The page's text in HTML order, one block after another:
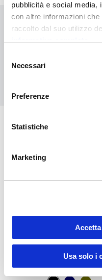
pubblicità e social media,
con altre informazioni
raccolto dal suo utilizzo
delNecessari
Preferenze
Statistiche
Marketing
Usa solo i
¿No has
Contáctanos para